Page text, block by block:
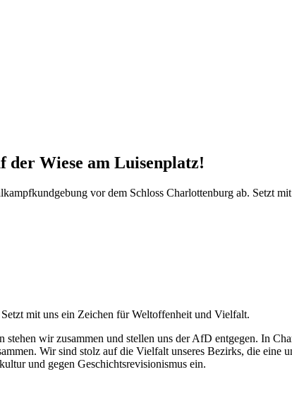
der Wiese am Luisenplatz!
vor dem Schloss Charlottenburg ab. Setzt
mit uns ein Zeichen für Weltoffenheit und Vielfalt.
wir zusammen und stellen uns der AfD entgegen. In
Wir sind stolz auf die Vielfalt unseres Bezirks, die eine
und gegen Geschichtsrevisionismus ein.